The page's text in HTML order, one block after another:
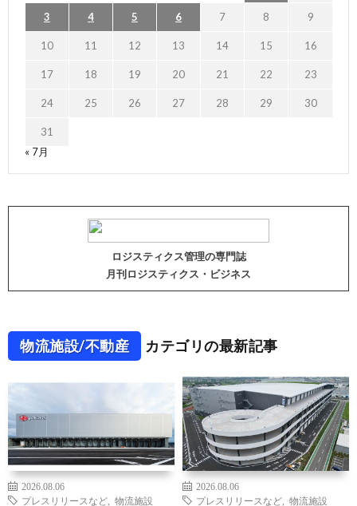
3 4 5 6 7 8 9
10 11 12 13 14 15 16
17 18 19 20 21 22 23
24 25 26 27 28 29 30
31
« 7月
ロジスティクス管理の専門誌
月刊ロジスティクス・ビジネス
物流施設/不動産 カテゴリの最新記事
2026.08.06
プレスリリースなど
物流施設
2026.08.06
プレスリリースなど
物流施設